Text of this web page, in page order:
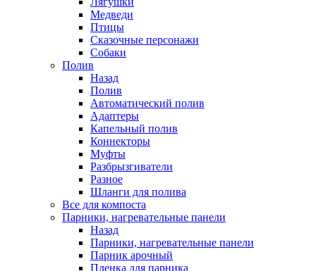
Медведи
Птицы
Сказочные персонажи
Собаки
Полив
Назад
Полив
Автоматический полив
Адаптеры
Капельный полив
Коннекторы
Муфты
Разбрызгиватели
Разное
Шланги для полива
Все для компоста
Парники, нагревательные панели
Назад
Парники, нагревательные панели
Парник арочный
Пленка для парника